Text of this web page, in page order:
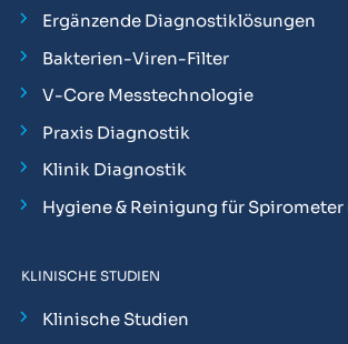
Ergänzende Diagnostiklösungen
Bakterien-Viren-Filter
V-Core Messtechnologie
Praxis Diagnostik
Klinik Diagnostik
Hygiene & Reinigung für Spirometer
KLINISCHE STUDIEN
Klinische Studien